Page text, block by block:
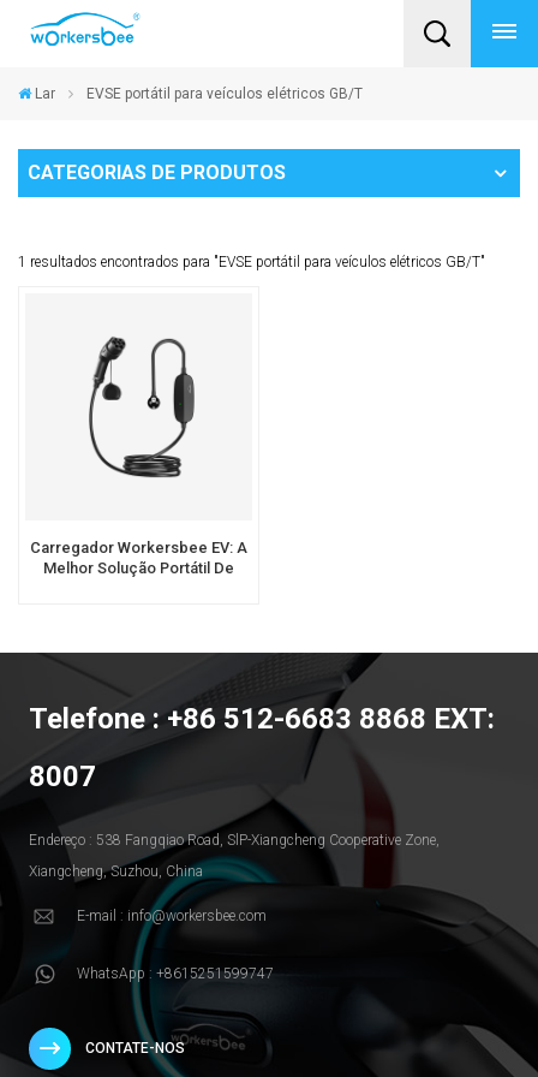
Lar EVSE portátil para veículos elétricos GB/T
CATEGORIAS DE PRODUTOS
1 resultados encontrados para "EVSE portátil para veículos elétricos GB/T"
Carregador Workersbee EV: A
Melhor Solução Portátil De
Telefone : +86 512-6683 8868 EXT:
8007
Endereço : 538 Fangqiao Road, SlP-Xiangcheng Cooperative Zone,
Xiangcheng, Suzhou, China
E-mail : info@workersbee.com
WhatsApp : +8615251599747
CONTATE-NOS